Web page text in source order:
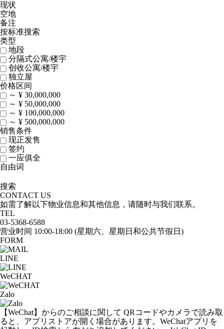
现状
空地
备注
按标准搜索
类型
地段
分隔式公寓/楼宇
创收公寓/楼宇
独立屋
价格区间
～ ¥ 30,000,000
～ ¥ 50,000,000
～ ¥ 100,000,000
～ ¥ 500,000,000
销售条件
现正发售
签约
一应俱全
自由词
搜索
CONTACT US
如需了解以下物业信息和其他信息，请随时与我们联系。
TEL
03-5368-6588
营业时间 10:00-18:00 (星期六、星期日和公共节假日)
FORM
LINE
WeCHAT
Zalo
【WeChat】からのご相談に関して QRコードやカメラで読み取
ると、アプリストアが開く場合があります。WeChatアプリを